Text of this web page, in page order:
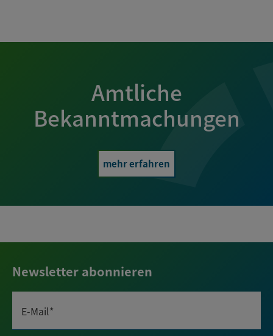
Amtliche
Bekanntmachungen
mehr erfahren
Newsletter abonnieren
E-Mail*